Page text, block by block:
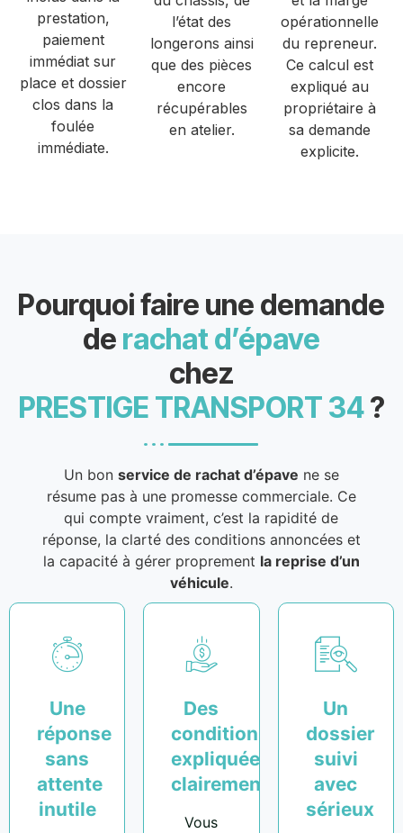
prestation,
paiement
immédiat sur
place et dossier
clos dans la
foulée
immédiate.
l’état des
longerons ainsi
que des pièces
encore
récupérables
en atelier.
opérationnelle
du repreneur.
Ce calcul est
expliqué au
propriétaire à
sa demande
explicite.
Pourquoi faire une demande
de rachat d’épave
chez
PRESTIGE TRANSPORT 34?
Un bon service de rachat d’épave ne se
résume pas à une promesse commerciale. Ce
qui compte vraiment, c’est la rapidité de
réponse, la clarté des conditions annoncées et
la capacité à gérer proprement la reprise d’un
véhicule.
Une
réponse
sans
attente
inutile
Des
conditions
expliquées
clairement
Vous
Un
dossier
suivi
avec
sérieux